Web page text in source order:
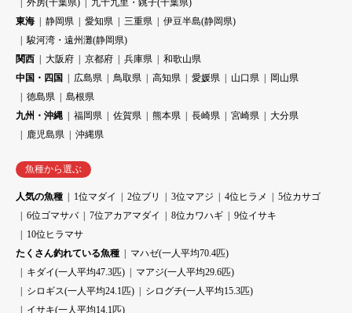
外房(千葉県)
九十九里・銚子(千葉県)
東海
静岡県 愛知県 三重県
伊豆半島(静岡県)
駿河湾・遠州灘(静岡県)
関西
大阪府 京都府 兵庫県
和歌山県
中国・四国
広島県 鳥取県 高知県 愛媛県 山口県
岡山県
徳島県
島根県
九州・沖縄
福岡県 佐賀県 熊本県 長崎県 宮崎県
大分県
鹿児島県
沖縄県
魚種から選ぶ
人気の魚種 1位マダイ 2位ブリ 3位マアジ 4位ヒラメ
5位カサゴ
6位ゴマサバ
7位アカアマダイ 8位カワハギ
9位イサキ
10位ヒラマサ
たくさん釣れている魚種
マハゼ(一人平均70.4匹)
キダイ(一人平均47.3匹)
マアジ(一人平均29.6匹)
シロギス(一人平均24.1匹)
シログチ(一人平均15.3匹)
イサキ(一人平均14.1匹)